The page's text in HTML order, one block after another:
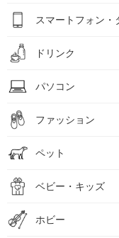
スマートフォン・
ドリンク
パソコン
ファッション
ペット
ベビー・キッズ
ホビー